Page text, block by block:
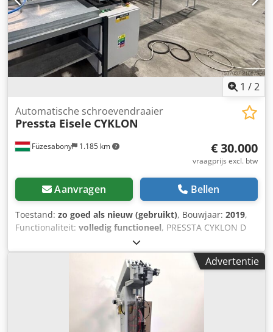
Stolpex – machinery for windows. Verkoop als gebruikt.
Staat zoals zichtbaar op de foto's. Bezichtiging vooraf
mogelijk na afspraak. Het apparaat is ideaal voor bedrijven
die zich bezighouden met de productie of bewerking van
raamkozijnen.
1 /2
Füzesabony 1.185 km
Automatische schroevendraaier
Pressta Eisele CYKLON
€ 30.000
vraagprijs excl. btw
Aanvragen Bellen
Toestand: zo goed als nieuw (gebruikt), Bouwjaar: 2019,
Functionaliteit: volledig functioneel, PRESSTA CYKLON D
automatische dubbelkops schroefmachine te koop
inclusief alle toebehoren. Pakketaanbieding: als u ook de
WM740 laslijn en het SMC350 bewerkingscentrum uit onze
advertenties aanschaft, bedraagt de prijs 180.000 EUR.
Advertentie